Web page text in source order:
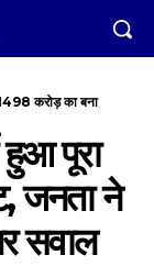
1498 करोड़ का बना
हुआ पूरा
जनता ने
सवाल